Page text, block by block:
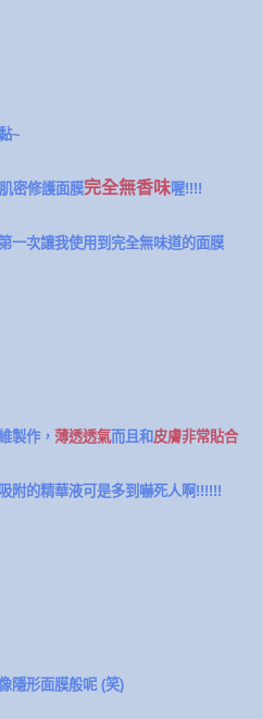
~
密修護面膜完全無香味喔!!!!
一次讓我使用到完全無味道的面膜
製作， 薄透透氣而且和 皮膚非常貼合
附的精華液可是多到嚇死人啊!!!!!!
隱形面膜般呢 (笑)